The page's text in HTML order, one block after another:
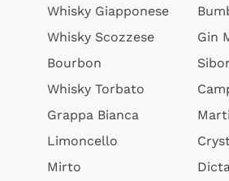
Whisky Giapponese
Whisky Scozzese
Bourbon
Whisky Torbato
Grappa Bianca
Limoncello
Mirto
Gin